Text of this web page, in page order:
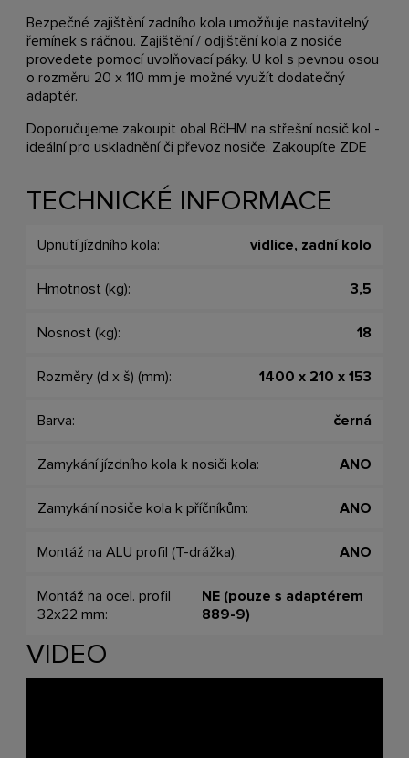
Bezpečné zajištění zadního kola umožňuje nastavitelný
řemínek s ráčnou. Zajištění / odjištění kola z nosiče
provedete pomocí uvolňovací páky. U kol s pevnou osou
o rozměru 20 x 110 mm je možné využít dodatečný
adaptér.
Doporučujeme zakoupit obal BöHM na střešní nosič kol -
ideální pro uskladnění či převoz nosiče. Zakoupíte ZDE
TECHNICKÉ INFORMACE
Upnutí jízdního kola: vidlice, zadní kolo
Hmotnost (kg): 3,5
Nosnost (kg): 18
Rozměry (d x š) (mm): 1400 x 210 x 153
Barva: černá
Zamykání jízdního kola k nosiči kola: ANO
Zamykání nosiče kola k příčníkům: ANO
Montáž na ALU profil (T-drážka): ANO
Montáž na ocel. profil
32x22 mm:
NE (pouze s adaptérem
889-9)
VIDEO